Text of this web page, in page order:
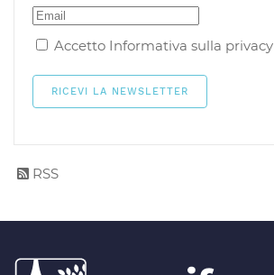
Accetto Informativa sulla privacy
RSS